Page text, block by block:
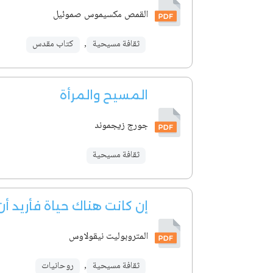
القمص مكسيموس صموئيل
ثقافة مسيحية , كتاب مقدس
المسيح والمرأة
جورج زيجموند
ثقافة مسيحية
إن كانت هناك حياة فأريد
المتروبوليت نيقولاوس
ثقافة مسيحية , روحانيات